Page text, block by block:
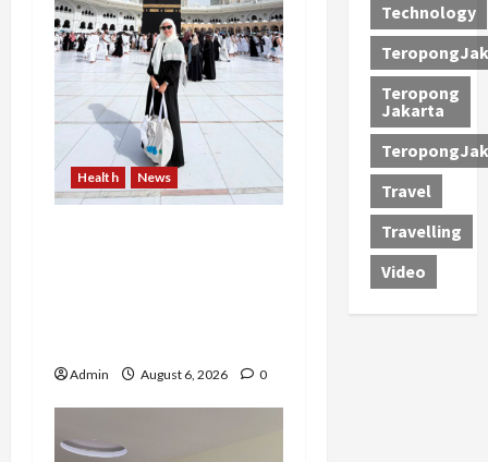
Health News
Admin August 6, 2026 0
Technology
Teropong
Jakarta
Travel
Travelling
Video